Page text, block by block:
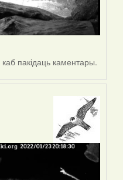
каб пакідаць каментары.